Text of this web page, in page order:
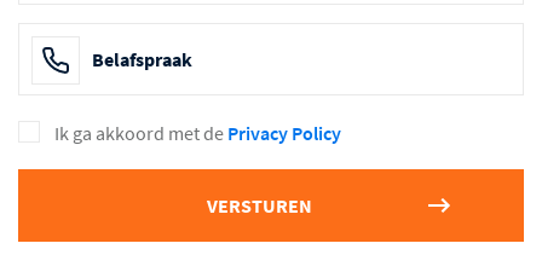
Belafspraak
Ik ga akkoord met de Privacy Policy